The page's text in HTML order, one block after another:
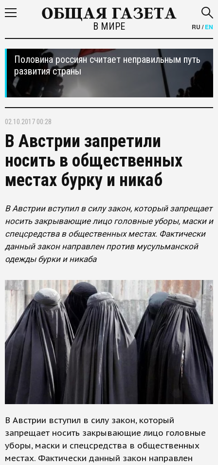
В МИРЕ RU /EN
Половина россиян считает неправильным путь
развития страны
02.10.2017 00:28
В Австрии запретили
носить в общественных
местах бурку и никаб
В Австрии вступил в силу закон, который запрещает
носить закрывающие лицо головные уборы, маски и
спецсредства в общественных местах. Фактически
данный закон направлен против мусульманской
одежды бурки и никаба
В Австрии вступил в силу закон, который
запрещает носить закрывающие лицо головные
уборы, маски и спецсредства в общественных
местах. Фактически данный закон направлен